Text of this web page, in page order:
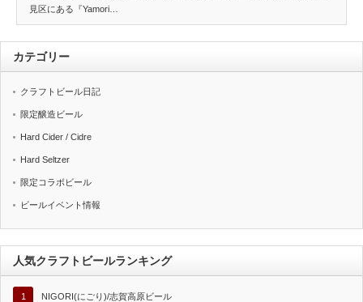
見区にある『Yamori…
カテゴリー
クラフトビール日記
限定醸造ビール
Hard Cider / Cidre
Hard Seltzer
限定コラボビール
ビールイベント情報
人気クラフトビールランキング
1 NIGORI(にごり)/志賀高原ビール